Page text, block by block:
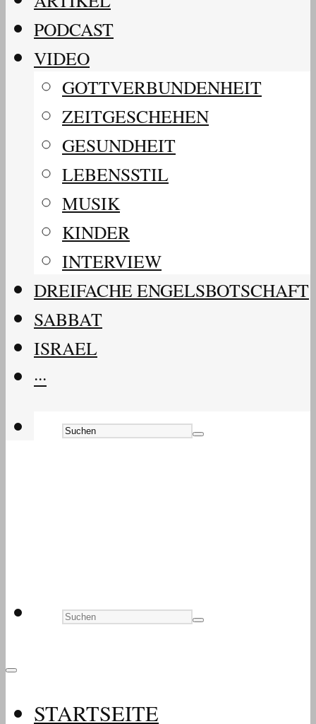
PODCAST
VIDEO
GOTTVERBUNDENHEIT
ZEITGESCHEHEN
GESUNDHEIT
LEBENSSTIL
MUSIK
KINDER
INTERVIEW
DREIFACHE ENGELSBOTSCHAFT
SABBAT
ISRAEL
···
STARTSEITE